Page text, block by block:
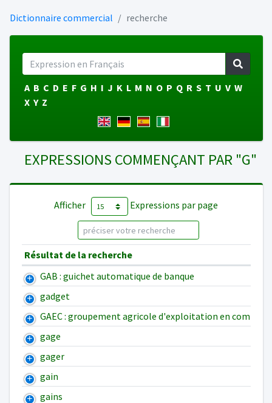
Dictionnaire commercial recherche
A B C D E F G H I J K L M N O P Q R S T U V W
X Y Z
EXPRESSIONS COMMENÇANT PAR "G"
Afficher Expressions par page
Résultat de la recherche
GAB : guichet automatique de banque
gadget
GAEC : groupement agricole d'exploitation en commun
gage
gager
gain
gains